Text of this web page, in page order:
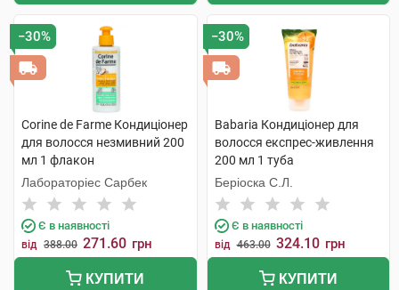
−30%
Corine de Farme Кондиціонер
для волосся незмивний 200
мл 1 флакон
Лабораторіес Сарбек
Є в наявності
від 388.00 271.60 грн
КУПИТИ
−30%
Babaria Кондиціонер для
волосся експрес-живлення
200 мл 1 туба
Беріоска С.Л.
Є в наявності
від 463.00 324.10 грн
КУПИТИ